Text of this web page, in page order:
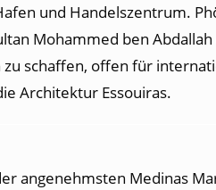
und Handelszentrum.
Mohammed ben
schaffen, offen für
Architektur Essouiras.
angenehmsten Medinas